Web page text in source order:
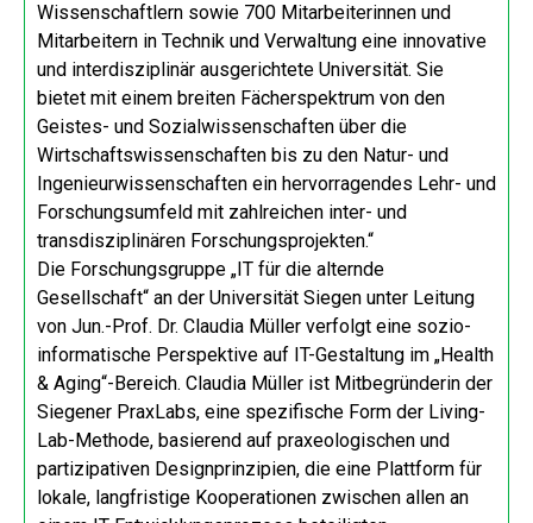
Wissenschaftlern sowie 700 Mitarbeiterinnen und
Mitarbeitern in Technik und Verwaltung eine innovative
und interdisziplinär ausgerichtete Universität. Sie
bietet mit einem breiten Fächerspektrum von den
Geistes- und Sozialwissenschaften über die
Wirtschaftswissenschaften bis zu den Natur- und
Ingenieurwissenschaften ein hervorragendes Lehr- und
Forschungsumfeld mit zahlreichen inter- und
transdisziplinären Forschungsprojekten.“
Die Forschungsgruppe „IT für die alternde
Gesellschaft“ an der Universität Siegen unter Leitung
von Jun.-Prof. Dr. Claudia Müller verfolgt eine sozio-
informatische Perspektive auf IT-Gestaltung im „Health
& Aging“-Bereich. Claudia Müller ist Mitbegründerin der
Siegener PraxLabs, eine spezifische Form der Living-
Lab-Methode, basierend auf praxeologischen und
partizipativen Designprinzipien, die eine Plattform für
lokale, langfristige Kooperationen zwischen allen an